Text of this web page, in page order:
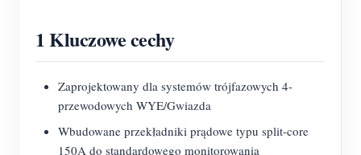
Aktualności
Forum
Eksploruj stronę
Ranking PV
1 Kluczowe cechy
Zaprojektowany dla systemów trójfazowych 4-
przewodowych WYE/Gwiazda
Wbudowane przekładniki prądowe typu split-core
150A do standardowego monitorowania